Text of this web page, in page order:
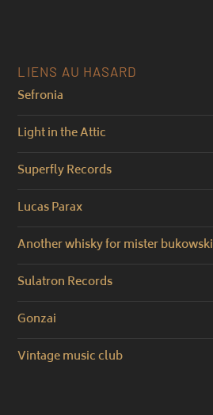
LIENS AU HASARD
Sefronia
Light in the Attic
Superfly Records
Lucas Parax
Another whisky for mister bukowski
Sulatron Records
Gonzai
Vintage music club